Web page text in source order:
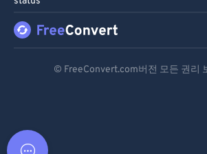
© FreeConvert.com버전 모든 권리